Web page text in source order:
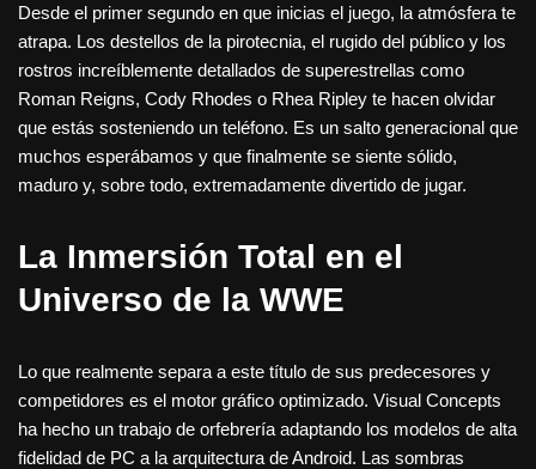
Desde el primer segundo en que inicias el juego, la atmósfera te
atrapa. Los destellos de la pirotecnia, el rugido del público y los
rostros increíblemente detallados de superestrellas como
Roman Reigns, Cody Rhodes o Rhea Ripley te hacen olvidar
que estás sosteniendo un teléfono. Es un salto generacional que
muchos esperábamos y que finalmente se siente sólido,
maduro y, sobre todo, extremadamente divertido de jugar.
La Inmersión Total en el
Universo de la WWE
Lo que realmente separa a este título de sus predecesores y
competidores es el motor gráfico optimizado. Visual Concepts
ha hecho un trabajo de orfebrería adaptando los modelos de alta
fidelidad de PC a la arquitectura de Android. Las sombras